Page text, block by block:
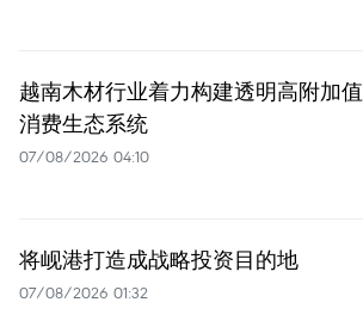
越南木材行业着力构建透明高附加值
消费生态系统
07/08/2026 04:10
将岘港打造成战略投资目的地
07/08/2026 01:32